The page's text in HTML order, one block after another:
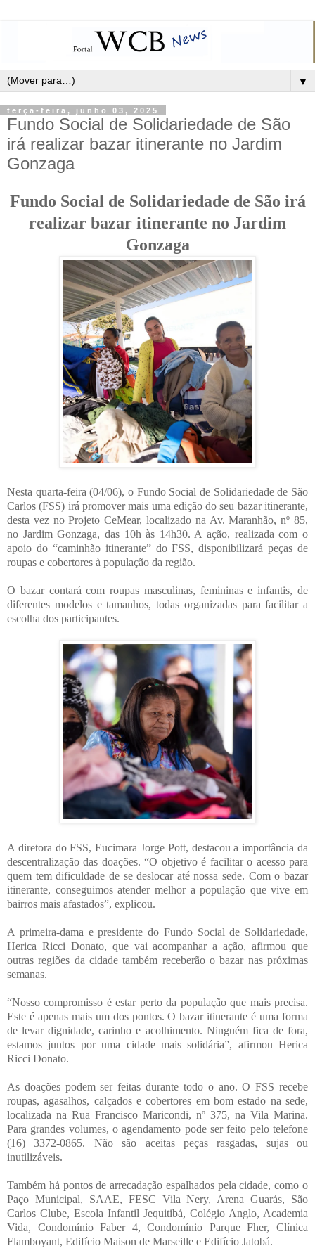
▼
terça-feira, junho 03, 2025
Fundo Social de Solidariedade de São
irá realizar bazar itinerante no Jardim
Gonzaga
Fundo Social de Solidariedade de São irá
realizar bazar itinerante no Jardim
Gonzaga
Nesta quarta-feira (04/06), o Fundo Social de Solidariedade de São
Carlos (FSS) irá promover mais uma edição do seu bazar itinerante,
desta vez no Projeto CeMear, localizado na Av. Maranhão, nº 85,
no Jardim Gonzaga, das 10h às 14h30. A ação, realizada com o
apoio do “caminhão itinerante” do FSS, disponibilizará peças de
roupas e cobertores à população da região.
O bazar contará com roupas masculinas, femininas e infantis, de
diferentes modelos e tamanhos, todas organizadas para facilitar a
escolha dos participantes.
A diretora do FSS, Eucimara Jorge Pott, destacou a importância da
descentralização das doações. “O objetivo é facilitar o acesso para
quem tem dificuldade de se deslocar até nossa sede. Com o bazar
itinerante, conseguimos atender melhor a população que vive em
bairros mais afastados”, explicou.
A primeira-dama e presidente do Fundo Social de Solidariedade,
Herica Ricci Donato, que vai acompanhar a ação, afirmou que
outras regiões da cidade também receberão o bazar nas próximas
semanas.
“Nosso compromisso é estar perto da população que mais precisa.
Este é apenas mais um dos pontos. O bazar itinerante é uma forma
de levar dignidade, carinho e acolhimento. Ninguém fica de fora,
estamos juntos por uma cidade mais solidária”, afirmou Herica
Ricci Donato.
As doações podem ser feitas durante todo o ano. O FSS recebe
roupas, agasalhos, calçados e cobertores em bom estado na sede,
localizada na Rua Francisco Maricondi, nº 375, na Vila Marina.
Para grandes volumes, o agendamento pode ser feito pelo telefone
(16) 3372-0865. Não são aceitas peças rasgadas, sujas ou
inutilizáveis.
Também há pontos de arrecadação espalhados pela cidade, como o
Paço Municipal, SAAE, FESC Vila Nery, Arena Guarás, São
Carlos Clube, Escola Infantil Jequitibá, Colégio Anglo, Academia
Vida, Condomínio Faber 4, Condomínio Parque Fher, Clínica
Flamboyant, Edifício Maison de Marseille e Edifício Jatobá.